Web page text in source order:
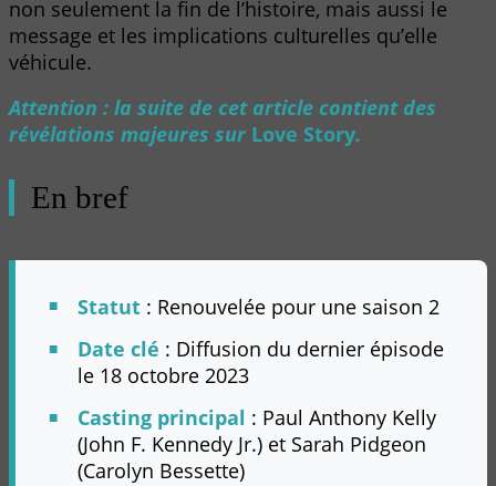
non seulement la fin de l’histoire, mais aussi le
message et les implications culturelles qu’elle
véhicule.
Attention : la suite de cet article contient des
révélations majeures sur Love Story.
En bref
Statut : Renouvelée pour une saison 2
Date clé : Diffusion du dernier épisode
le 18 octobre 2023
Casting principal : Paul Anthony Kelly
(John F. Kennedy Jr.) et Sarah Pidgeon
(Carolyn Bessette)